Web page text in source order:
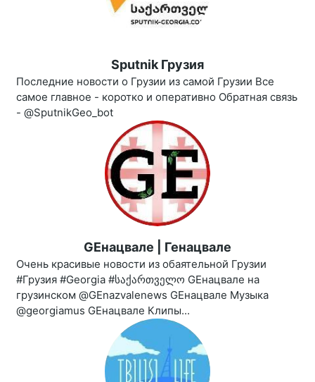
Sputnik Грузия
Последние новости о Грузии из самой Грузии Все
самое главное - коротко и оперативно Обратная связь
- @SputnikGeo_bot
GEнацвале | Генацвале
Очень красивые новости из обаятельной Грузии
#Грузия #Georgia #საქართველო GEнацвале на
грузинском @GEnazvalenews GEнацвале Музыка
@georgiamus GEнацвале Клипы...